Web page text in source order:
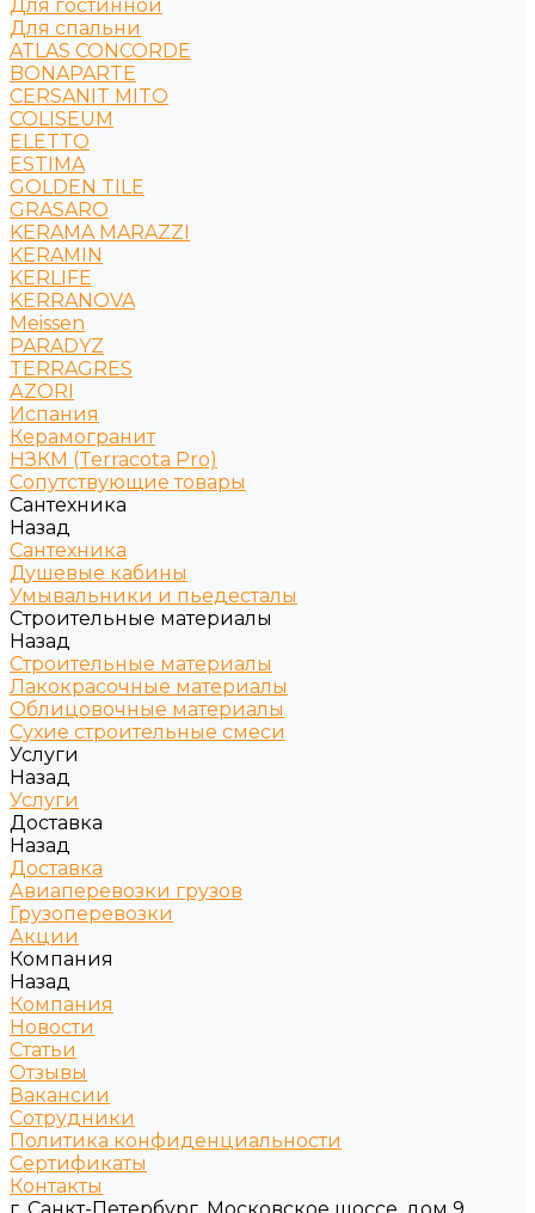
Для гостинной
Для спальни
ATLAS CONCORDE
BONAPARTE
CERSANIT MITO
COLISEUM
ELETTO
ESTIMA
GOLDEN TILE
GRASARO
KERAMA MARAZZI
KERAMIN
KERLIFE
KERRANOVA
Meissen
PARADYZ
TERRAGRES
АZORI
Испания
Керамогранит
НЗКМ (Terracota Pro)
Сопутствующие товары
Сантехника
Назад
Сантехника
Душевые кабины
Умывальники и пьедесталы
Строительные материалы
Назад
Строительные материалы
Лакокрасочные материалы
Облицовочные материалы
Сухие строительные смеси
Услуги
Назад
Услуги
Доставка
Назад
Доставка
Авиаперевозки грузов
Грузоперевозки
Акции
Компания
Назад
Компания
Новости
Статьи
Отзывы
Вакансии
Сотрудники
Политика конфиденциальности
Сертификаты
Контакты